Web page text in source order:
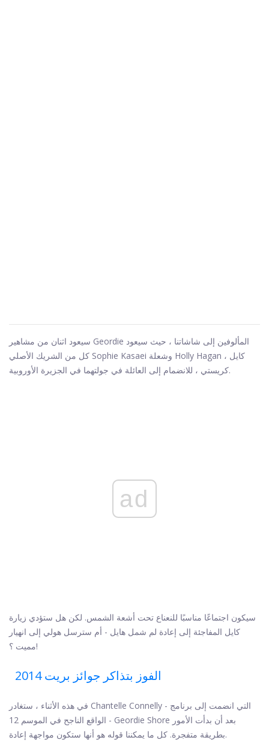
سيعود اثنان من مشاهير Geordie المألوفين إلى شاشاتنا ، حيث سيعود
كل من الشريك الأصلي Sophie Kasaei وشعلة Holly Hagan ، كايل
كريستي ، للانضمام إلى العائلة في جولتهما في الجزيرة الأوروبية.
ad
سيكون اجتماعًا مناسبًا للنعناع تحت أشعة الشمس. لكن هل ستؤدي زيارة
كايل المفاجئة إلى إعادة لم شمل هايل - أم سترسل هولي إلى انهيار
مميت ؟!
الفوز بتذاكر جوائز بريت 2014
في هذه الأثناء ، ستغادر Chantelle Connelly - التي انضمت إلى برنامج
الواقع الناجح في الموسم 12 - Geordie Shore بعد أن بدأت الأمور
بطريقة متفجرة. كل ما يمكننا قوله هو أنها ستكون مواجهة إعادة.